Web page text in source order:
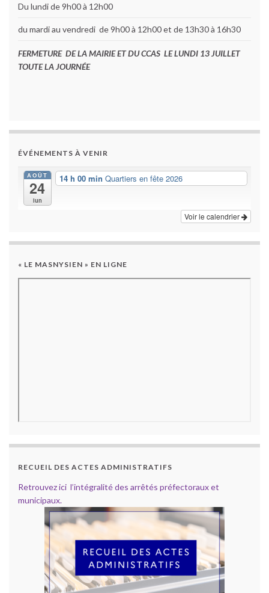
Du lundi de 9h00 à 12h00
du mardi au vendredi de 9h00 à 12h00 et de 13h30 à 16h30
FERMETURE DE LA MAIRIE ET DU CCAS LE LUNDI 13 JUILLET
TOUTE LA JOURNÉE
ÉVÉNEMENTS À VENIR
AOÛT
24
lun
14 h 00 min Quartiers en fête 2026
Voir le calendrier
« LE MASNYSIEN » EN LIGNE
RECUEIL DES ACTES ADMINISTRATIFS
Retrouvez ici l’intégralité des arrêtés préfectoraux et
municipaux.